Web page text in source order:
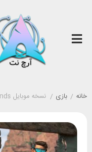
خانه / بازی / نسخه موبایل Apex Legends هم ساخته می‌شود